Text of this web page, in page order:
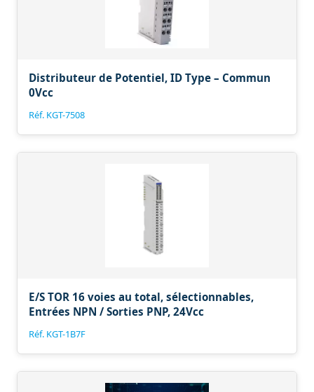
Distributeur de Potentiel, ID Type – Commun
0Vcc
Réf. KGT-7508
E/S TOR 16 voies au total, sélectionnables,
Entrées NPN / Sorties PNP, 24Vcc
Réf. KGT-1B7F